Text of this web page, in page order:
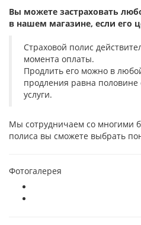
Вы можете застраховать
в нашем магазине, если его
Страховой полис
момента оплаты.
Продлить его можно в
продления равна половине
услуги.
Мы сотрудничаем со многими
полиса вы сможете выбрать
Фотогалерея